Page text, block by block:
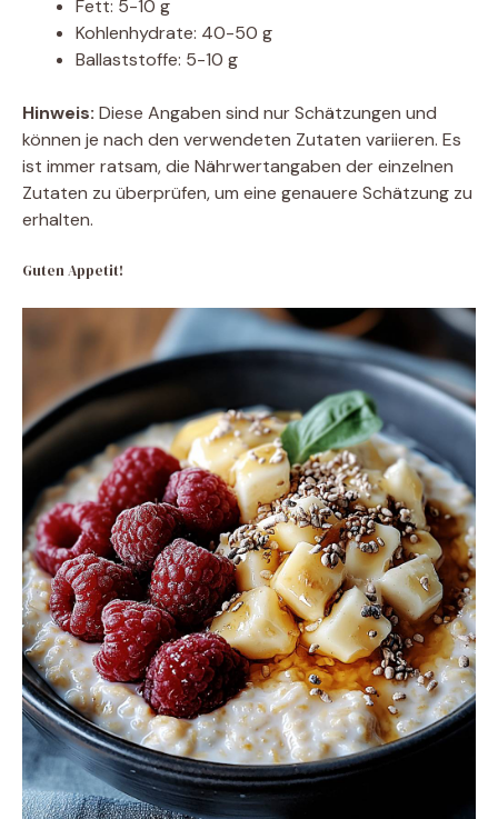
Fett: 5-10 g
Kohlenhydrate: 40-50 g
Ballaststoffe: 5-10 g
Hinweis: Diese Angaben sind nur Schätzungen und
können je nach den verwendeten Zutaten variieren. Es
ist immer ratsam, die Nährwertangaben der einzelnen
Zutaten zu überprüfen, um eine genauere Schätzung zu
erhalten.
Guten Appetit!